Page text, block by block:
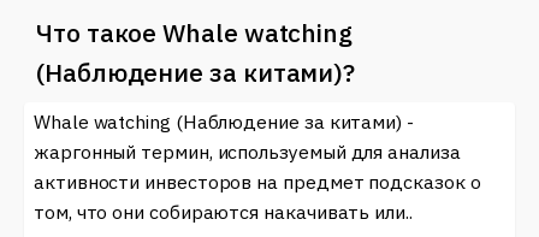
Что такое Whale watching
(Наблюдение за китами)?
Whale watching (Наблюдение за китами) -
жаргонный термин, используемый для анализа
активности инвесторов на предмет подсказок о
том, что они собираются накачивать или..